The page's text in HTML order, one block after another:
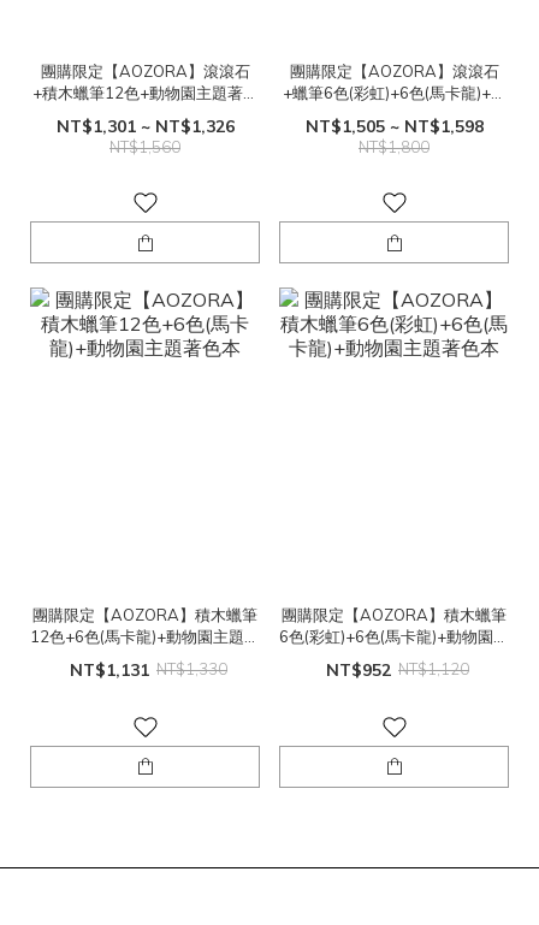
團購限定【AOZORA】滾滾石
+積木蠟筆12色+動物園主題著色
NT$1,301 ~ NT$1,326
NT$1,560
團購限定【AOZORA】滾滾石
+蠟筆6色(彩虹)+6色(馬卡龍)+動
物園主題著色本
NT$1,505 ~ NT$1,598
NT$1,800
團購限定【AOZORA】積木蠟筆
12色+6色(馬卡龍)+動物園主題著
NT$1,131 NT$1,330
團購限定【AOZORA】積木蠟筆
6色(彩虹)+6色(馬卡龍)+動物園主
題著色本
NT$952 NT$1,120